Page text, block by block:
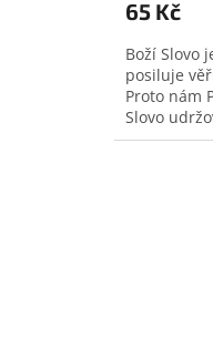
65 Kč
Boží Slovo
posiluje
Proto nám
Slovo